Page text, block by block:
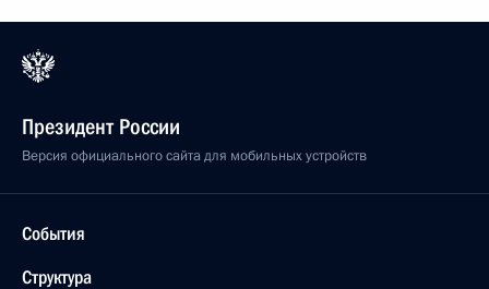
Президент России
Версия официального сайта для мобильных устройств
События
Структура